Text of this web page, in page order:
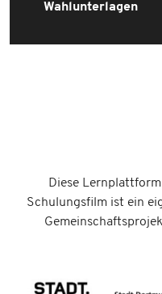
Wahlunterlagen
Diese
Schulungsfilm ist ein